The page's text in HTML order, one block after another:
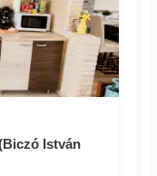
István